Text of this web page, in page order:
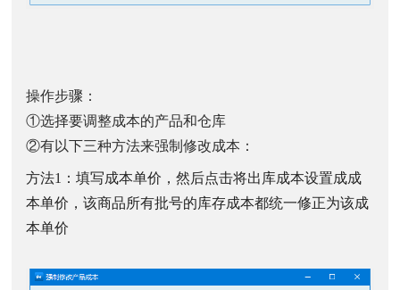
操作步骤：
①选择要调整成本的产品和仓库
②有以下三种方法来强制修改成本：
方法1：填写成本单价，然后点击将出库成本设置成成
本单价，该商品所有批号的库存成本都统一修正为该成
本单价